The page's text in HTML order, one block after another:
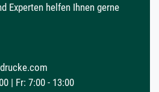
Experten helfen Ihnen gerne
| Fr: 7:00 - 13:00